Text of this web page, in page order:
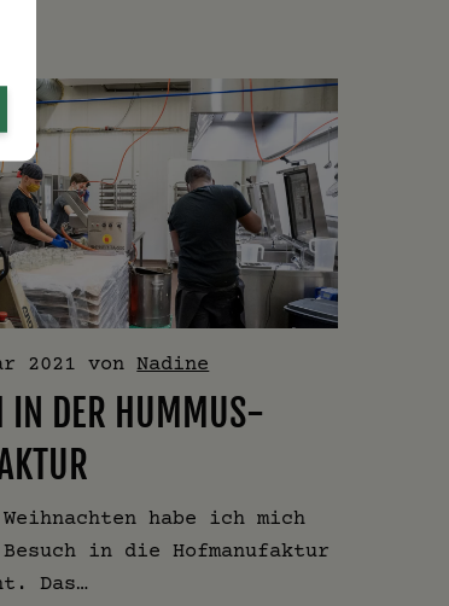
2021 vonNadine
IN DER HUMMUS-
habe ich mich
in die Hofmanufaktur
Das…